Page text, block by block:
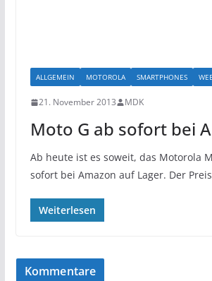
ALLGEMEIN MOTOROLA SMARTPHONES
21. November 2013 MDK
Moto G ab sofort bei
Ab heute ist es soweit, das Motorola
sofort bei Amazon auf Lager. Der
Weiterlesen
Kommentare